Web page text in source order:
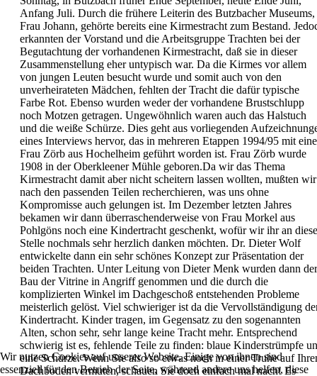
Anfang Juli. Durch die frühere Leiterin des Butzbacher Museums,
Frau Johann, gehörte bereits eine Kirmestracht zum Bestand.
erkannten der Vorstand und die Arbeitsgruppe Trachten bei der
Begutachtung der vorhandenen Kirmestracht, daß sie in dieser
Zusammenstellung eher untypisch war. Da die Kirmes vor allem
von jungen Leuten besucht wurde und somit auch von den
unverheirateten Mädchen, fehlten der Tracht die dafür typische
Farbe Rot. Ebenso wurden weder der vorhandene Brustschlupp
noch Motzen getragen. Ungewöhnlich waren auch das Halstuch
und die weiße Schürze. Dies geht aus vorliegenden
eines Interviews hervor, das in mehreren Etappen 1994/95 mit
Frau Zörb aus Hochelheim geführt worden ist. Frau Zörb wurde
1908 in der Oberkleener Mühle geboren.Da wir das Thema
Kirmestracht damit aber nicht scheitern lassen wollten, mußten wir
nach den passenden Teilen recherchieren, was uns ohne
Kompromisse auch gelungen ist. Im Dezember letzten Jahres
bekamen wir dann überraschenderweise von Frau Morkel aus
Pohlgöns noch eine Kindertracht geschenkt, wofür wir ihr an
Stelle nochmals sehr herzlich danken möchten. Dr. Dieter Wolf
entwickelte dann ein sehr schönes Konzept zur Präsentation der
beiden Trachten. Unter Leitung von Dieter Menk wurden dann der
Bau der Vitrine in Angriff genommen und die durch die
komplizierten Winkel im Dachgeschoß entstehenden Probleme
meisterlich gelöst. Viel schwieriger ist da die Vervollständigung
Kindertracht. Kinder tragen, im Gegensatz zu den sogenannten
Alten, schon sehr, sehr lange keine Tracht mehr. Entsprechend
schwierig ist es, fehlende Teile zu finden: blaue Kinderstrümpfe
eine Schürze. Wenn Sie also so etwas noch in einer Truhe auf
Dachboden vermuten, schauen Sie doch einfach mal nach! Es
Wir nutzen Cookies auf unserer Website. Einige von ihnen sind
essenziell für den Betrieb der Seite, während andere uns helfen, diese